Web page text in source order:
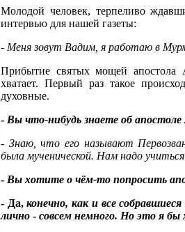
Молодой человек, терпеливо
интервью для нашей газеты:
- Меня зовут Вадим, я работаю в
Прибытие святых мощей апостола
хватает. Первый раз такое
духовные.
- Вы что-нибудь знаете об апостоле
- Знаю, что его называют
была мученической. Нам надо
- Вы хотите о чём-то попросить
- Да,конечно, как и все
лично - совсем немного. Но это я